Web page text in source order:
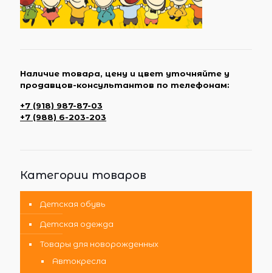
Наличие товара, цену и цвет уточняйте у
продавцов-консультантов по телефонам:
+7 (918) 987-87-03
+7 (988) 6-203-203
Категории товаров
Детская обувь
Детская одежда
Товары для новорожденных
Автокресла